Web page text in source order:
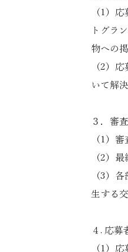
（1）
トグラ
物への
（2）
いて解
３．審
（1）
（2）
（3）
生する
４. 応募
（1）